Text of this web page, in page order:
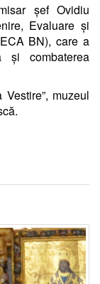
șef Ovidiu
Evaluare și
BN), care a
și combaterea
muzeul